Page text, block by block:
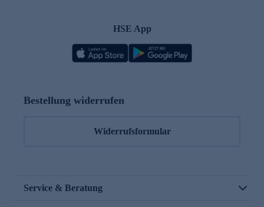
HSE App
Bestellung widerrufen
Widerrufsformular
Service & Beratung